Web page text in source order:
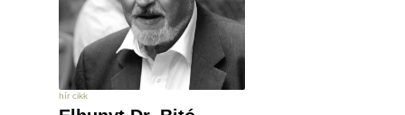
hír cikk